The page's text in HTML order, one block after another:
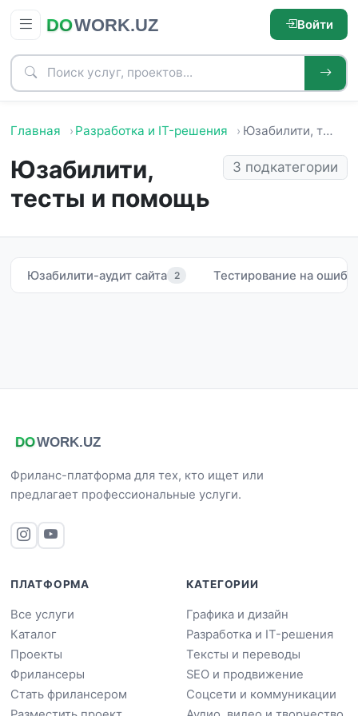
Войти
Главная Разработка и IT-решения Юзабилити, тесты и помощь
Юзабилити,
тесты и помощь
3 подкатегории
Юзабилити-аудит сайта 2 Тестирование на
Фриланс-платформа для тех, кто ищет или
предлагает профессиональные услуги.
ПЛАТФОРМА
Все услуги
Каталог
Проекты
Фрилансеры
Стать фрилансером
КАТЕГОРИИ
Графика и дизайн
Разработка и IT-решения
Тексты и переводы
SEO и продвижение
Соцсети и коммуникации